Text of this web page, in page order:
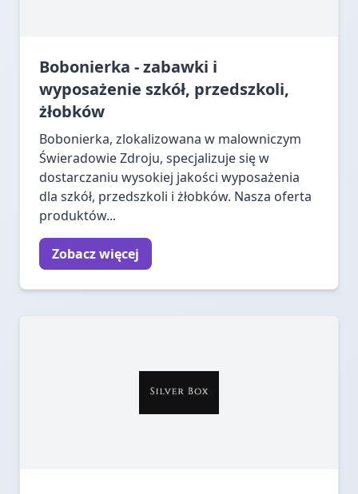
Bobonierka - zabawki i
wyposażenie szkół, przedszkoli,
żłobków
Bobonierka, zlokalizowana w malowniczym
Świeradowie Zdroju, specjalizuje się w
dostarczaniu wysokiej jakości wyposażenia
dla szkół, przedszkoli i żłobków. Nasza oferta
produktów...
Zobacz więcej